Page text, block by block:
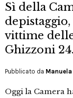
Sì della
vittime
Ghizzoni
Pubblicato da
Oggi la Camera